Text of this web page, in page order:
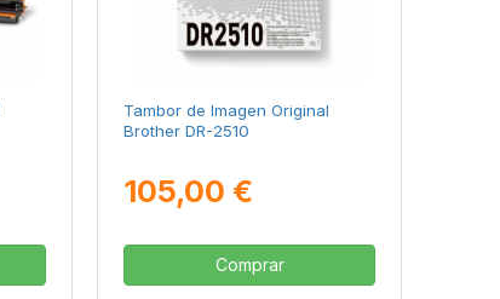
Tambor de Imagen Original
Brother DR-2510
105,00 €
Comprar